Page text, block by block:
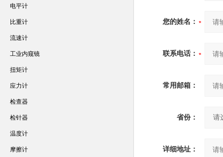
您的姓名：
联系电话：
常用邮箱：
省份：
详细地址：
电平计
比重计
流速计
工业内窥镜
扭矩计
应力计
检查器
检针器
温度计
摩擦计